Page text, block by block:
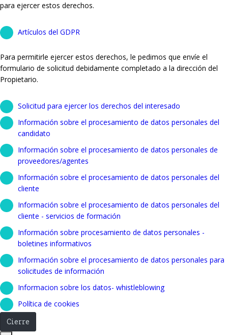
para ejercer estos derechos.
Artículos del GDPR
Para permitirle ejercer estos derechos, le pedimos que envíe el
formulario de solicitud debidamente completado a la dirección del
Propietario.
Solicitud para ejercer los derechos del interesado
Información sobre el procesamiento de datos personales del
candidato
Información sobre el procesamiento de datos personales de
proveedores/agentes
Información sobre el procesamiento de datos personales del
cliente
Información sobre el procesamiento de datos personales del
cliente - servicios de formación
Información sobre procesamiento de datos personales -
boletines informativos
Información sobre el procesamiento de datos personales para
solicitudes de información
Informacion sobre los datos- whistleblowing
Política de cookies
Cierre